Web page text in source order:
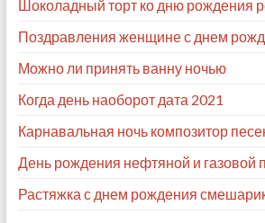
Шоколадный торт ко дню рождения
Поздравления женщине с днем
Можно ли принять ванну ночью
Когда день наоборот дата 2021
Карнавальная ночь композитор
День рождения нефтяной и
Растяжка с днем рождения